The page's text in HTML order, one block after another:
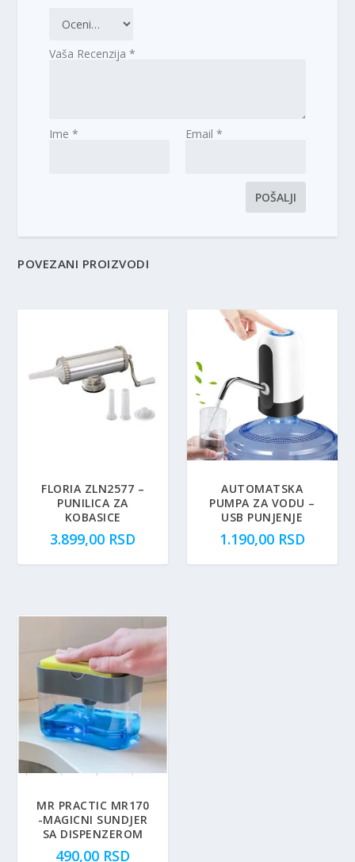
Vaša Recenzija*
Ime* Email *
POVEZANI PROIZVODI
FLORIA ZLN2577 –
PUNILICA ZA
KOBASICE
3.899,00 RSD
AUTOMATSKA
PUMPA ZA VODU –
USB PUNJENJE
1.190,00 RSD
MR PRACTIC MR170
-MAGICNI SUNDJER
SA DISPENZEROM
490,00 RSD